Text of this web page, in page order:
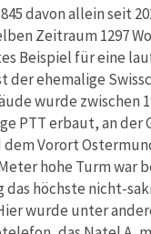
davon allein seit
Zeitraum 1297
Beispiel für eine
der ehemalige
wurde zwischen
PTT erbaut, an der
Vorort
hohe Turm war
höchste nicht-
wurde unter